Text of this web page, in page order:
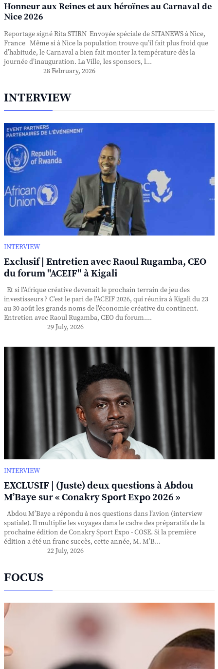
Honneur aux Reines et aux héroïnes au Carnaval de
Nice 2026
Reportage signé Rita STIRN Envoyée spéciale de SITANEWS à Nice,
France Même si à Nice la population trouve qu’il fait plus froid que
d’habitude, le Carnaval a bien fait monter la température dès la
journée d’inauguration. La Ville, les sponsors, l...
28 February, 2026
INTERVIEW
INTERVIEW
Exclusif | Entretien avec Raoul Rugamba, CEO
du forum "ACEIF" à Kigali
Et si l'Afrique créative devenait le prochain terrain de jeu des
investisseurs ? C'est le pari de l'ACEIF 2026, qui réunira à Kigali du 23
au 30 août les grands noms de l'économie créative du continent.
Entretien avec Raoul Rugamba, CEO du forum....
29 July, 2026
INTERVIEW
EXCLUSIF | (Juste) deux questions à Abdou
M’Baye sur « Conakry Sport Expo 2026 »
Abdou M’Baye a répondu à nos questions dans l’avion (interview
spatiale). Il multiplie les voyages dans le cadre des préparatifs de la
prochaine édition de Conakry Sport Expo - COSE. Si la première
édition a été un franc succès, cette année, M. M’B...
22 July, 2026
FOCUS